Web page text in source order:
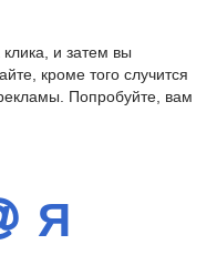
и затем вы
кроме того случится
Попробуйте, вам